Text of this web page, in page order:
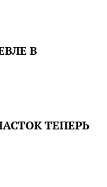
В
ТЕПЕРЬ